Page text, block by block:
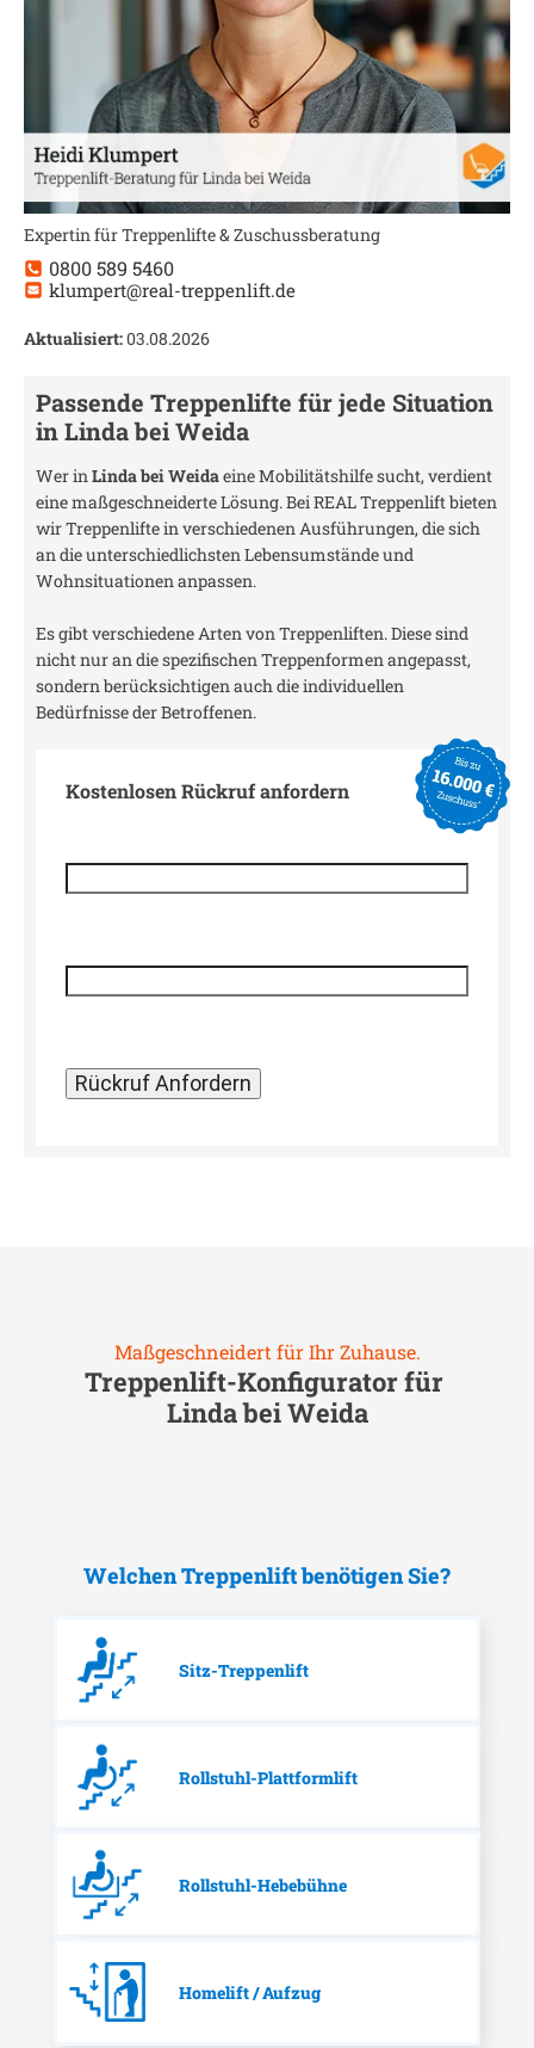
Expertin für Treppenlifte & Zuschussberatung
0800 589 5460
klumpert@real-treppenlift.de
Aktualisiert:03.08.2026
Passende Treppenlifte für jede Situation
inLinda bei Weida
Wer inLinda bei Weidaeine Mobilitätshilfe sucht, verdient
eine maßgeschneiderte Lösung. Bei REAL Treppenlift bieten
wir Treppenlifte in verschiedenen Ausführungen, die sich
an die unterschiedlichsten Lebensumstände und
Wohnsituationen anpassen.
Es gibt verschiedene Arten von Treppenliften. Diese sind
nicht nur an die spezifischen Treppenformen angepasst,
sondern berücksichtigen auch die individuellen
Bedürfnisse der Betroffenen.
Kostenlosen Rückruf anfordern
Maßgeschneidert für Ihr Zuhause.
Treppenlift-Konfigurator für
Linda bei Weida
Welchen Treppenlift benötigen Sie?
Sitz-Treppenlift
Rollstuhl-Plattformlift
Rollstuhl-Hebebühne
Homelift / Aufzug